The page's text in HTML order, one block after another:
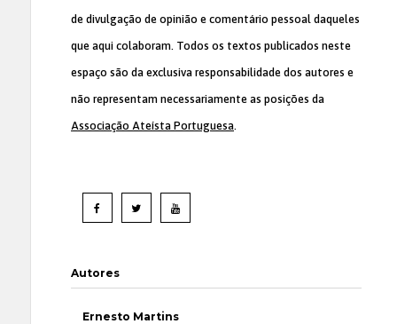
de divulgação de opinião e comentário pessoal daqueles
que aqui colaboram. Todos os textos publicados neste
espaço são da exclusiva responsabilidade dos autores e
não representam necessariamente as posições da
Associação Ateísta Portuguesa.
Autores
Ernesto Martins